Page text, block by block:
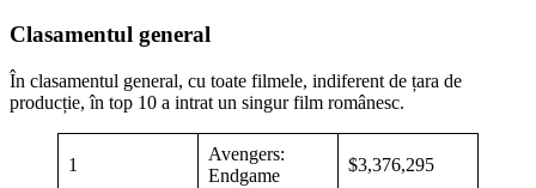
Clasamentul general
În clasamentul general, cu toate filmele, indiferent de țara de
producție, în top 10 a intrat un singur film românesc.
1
Avengers:
Endgame
$3,376,295